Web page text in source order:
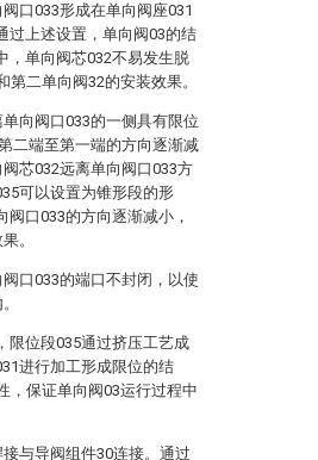
口033形成在单向阀座031
过上述设置，单向阀03的结
，单向阀芯032不易发生脱
二单向阀32的安装效果。
向阀口033的一侧具有限位
二端至第一端的方向逐渐减
芯032远离单向阀口033方
可以设置为锥形段的形
口033的方向逐渐减小，
。
口033的端口不封闭，以使
限位段035通过挤压工艺成
进行加工形成限位的结
，保证单向阀03运行过程中
与导阀组件30连接。通过